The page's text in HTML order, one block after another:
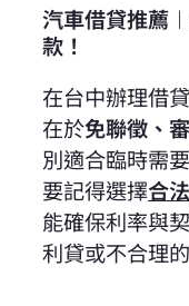
汽車借貸推薦
款！
在台中辦理借貸
在於免聯徵、
別適合臨時需
要記得選擇合
能確保利率與
利貸或不合理